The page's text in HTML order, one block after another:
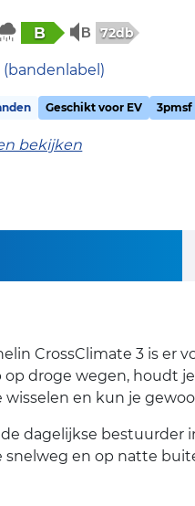
B 72db
(bandenlabel)
Geschikt voor EV 3pmsf
bekijken
CrossClimate 3 is
droge wegen, houdt
en kun je
dagelijkse bestuurder
en op natte